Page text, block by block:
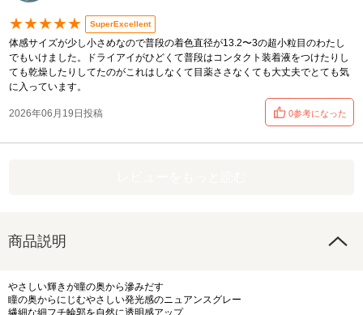
★★★★★ SuperExcellent
体感サイズが少し小さめなので普段の着色直径が13.2〜3の超小粒目のわたし
でもいけました。ドライアイがひどくて普段はコンタクト装着液をつけたりし
ても乾燥したりしてたのがこれはしなくて目薬ささなくても大丈夫でとても気
に入っています。
2026年06月19日投稿 0参考になった
商品説明
やさしい輝きが瞳の奥から滲みだす
瞳の奥からにじむやさしい発光感のニュアンスグレー